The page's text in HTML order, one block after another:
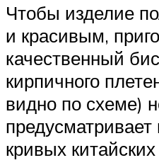
Чтобы изделие
и красивым,
качественный
кирпичного
видно по схеме)
кривых